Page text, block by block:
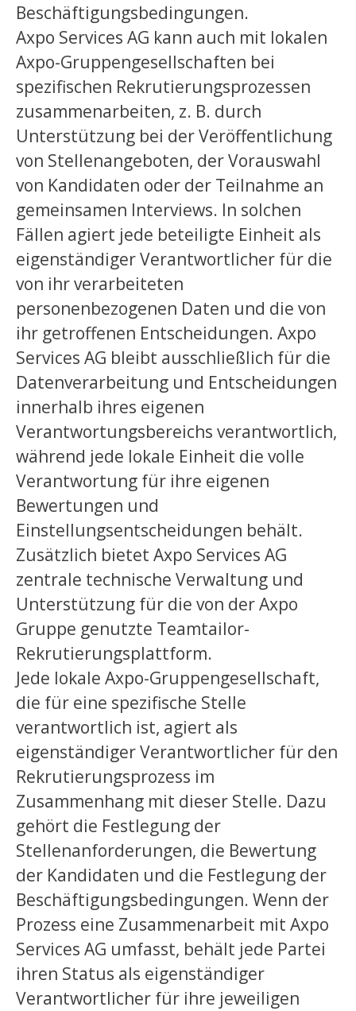
Beschäftigungsbedingungen.
Axpo Services AG kann auch mit lokalen
Axpo-Gruppengesellschaften bei
spezifischen Rekrutierungsprozessen
zusammenarbeiten, z. B. durch
Unterstützung bei der Veröffentlichung
von Stellenangeboten, der Vorauswahl
von Kandidaten oder der Teilnahme an
gemeinsamen Interviews. In solchen
Fällen agiert jede beteiligte Einheit als
eigenständiger Verantwortlicher für die
von ihr verarbeiteten
personenbezogenen Daten und die von
ihr getroffenen Entscheidungen. Axpo
Services AG bleibt ausschließlich für die
Datenverarbeitung und Entscheidungen
innerhalb ihres eigenen
Verantwortungsbereichs verantwortlich,
während jede lokale Einheit die volle
Verantwortung für ihre eigenen
Bewertungen und
Einstellungsentscheidungen behält.
Zusätzlich bietet Axpo Services AG
zentrale technische Verwaltung und
Unterstützung für die von der Axpo
Gruppe genutzte Teamtailor-
Rekrutierungsplattform.
Jede lokale Axpo-Gruppengesellschaft,
die für eine spezifische Stelle
verantwortlich ist, agiert als
eigenständiger Verantwortlicher für den
Rekrutierungsprozess im
Zusammenhang mit dieser Stelle. Dazu
gehört die Festlegung der
Stellenanforderungen, die Bewertung
der Kandidaten und die Festlegung der
Beschäftigungsbedingungen. Wenn der
Prozess eine Zusammenarbeit mit Axpo
Services AG umfasst, behält jede Partei
ihren Status als eigenständiger
Verantwortlicher für ihre jeweiligen